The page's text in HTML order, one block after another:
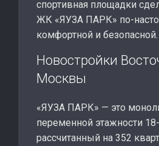
спортивная площадки
ЖК «ЯУЗА ПАРК» по-
комфортной и безопасной.
Новостройки
Москвы
«ЯУЗА ПАРК» — это
переменной этажности
рассчитанный на 352